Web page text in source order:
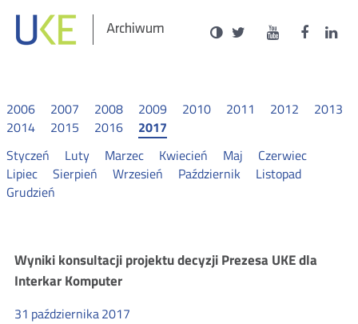
Archiwum Ustawienia
Wersja
Social
Media
UKE
Otwórz
UKE
OtwórzUKE
2006 2007 2008 2009 2010 2011 2012
2013
2014
2015 2016
2017
Styczeń
Luty Marzec Kwiecień Maj
Czerwiec
Lipiec
Sierpień Wrzesień Październik
Listopad
Grudzień
Komunikaty
2017
Wyniki konsultacji projektu decyzji Prezesa UKE dla
Interkar Komputer
31 października2017